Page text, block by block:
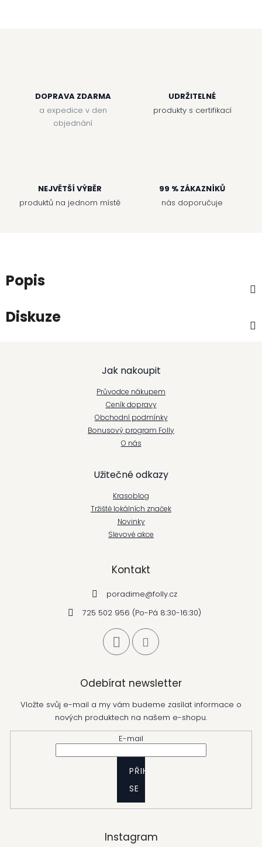
DOPRAVA ZDARMA
a expedice v den
objednání
UDRŽITELNÉ
produkty s certifikací
NEJVĚTŠÍ VÝBĚR
produktů na jednom místě
99 % ZÁKAZNÍKŮ
nás doporučuje
Popis
Diskuze
Jak nakoupit
Průvodce nákupem
Ceník dopravy
Obchodní podmínky
Bonusový program Folly
O nás
Užitečné odkazy
Krasoblog
Tržiště lokálních značek
Novinky
Slevové akce
Kontakt
poradime@folly.cz
725 502 956 (Po-Pá 8:30-16:30)
Odebírat newsletter
Vložte svůj e-mail a my vám budeme zasílat informace o
nových produktech na našem e-shopu.
E-mail
PŘIHLÁSIT
SE
Instagram